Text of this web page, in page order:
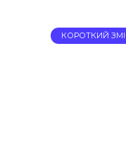
КОРОТКИЙ